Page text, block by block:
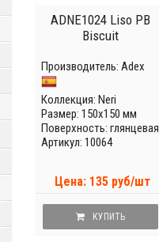
ADNE1024 Liso PB
Biscuit
Производитель: Adex
Коллекция: Neri
Размер: 150x150 мм
Поверхность: глянцевая
Артикул: 10064
Цена: 135 руб/шт
КУПИТЬ